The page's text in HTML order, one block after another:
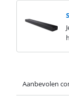
Aanbevolen